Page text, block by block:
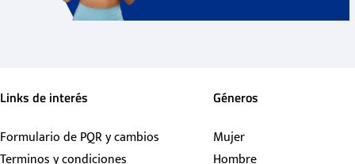
Links de interés
Formulario de PQR y cambios
Terminos y condiciones
Géneros
Mujer
Hombre